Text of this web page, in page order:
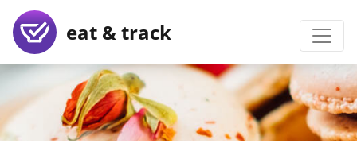
eat & track